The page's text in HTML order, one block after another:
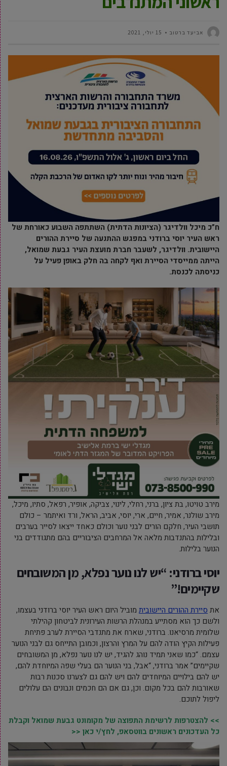
אביעד ברטוב 15 יולי, 2021
ח”כ מיכל וולדיגר (הציונות הדתית) השתתפה השבוע כאורחת של
ראש העיר יוסי ברודני במפגש ההתנעה של סיירת ההורים
היישובית. וולדיגר, לשעבר חברת מועצת העיר גבעת שמואל,
הייתה ממייסדי הסיירת ואף לקחה בה חלק באופן פעיל על
כניסתה לכנסת.
מירב טויטו, בת ציון, ברני, רחלי, לינוי, צביקה, אופיר, רפאל, סתיו, מיכל,
מירב שולנר, אמיר, חיים, ארי, יוסי, אביב, הראל, ורד ואיתמר – כולם
תושבי העיר, חלקם הורים לבני נוער וכולם כאחד ייצאו לסייר בערבים
ובלילות בהתנדבות מלאה אל המרחבים הציבוריים בהם מתגודדים בני
הנוער בלילות.
יוסי ברודני: “יש לנו נוער נפלא, מן המשובחים
שקיימים!”
את סיירת ההורים היישובית מוביל היום ראש העיר יוסי ברודני בעצמו,
ולשם כך הוא מסתייע במנהלת הרשות העירונית לביטחון קהילתי
שלומית מרסיאנו. ברודני, שארח את מתנדבי הסיירת לערב פתיחת
פעילות הקיץ הודה להם על המרץ והרצון, וכמובן התייחס גם לבני הנוער
עצמם. “כמו שאני תמיד נוהג להגיד, יש לנו נוער נפלא, מן המשובחים
שקיימים” אמר ברודני, “אבל, בני הנוער הם בעלי שפה המיוחדת להם,
יש להם בילויים המיוחדים להם ויש להם גם לצערנו סכנות רבות
שאורבות להם בכל מקום. וכן, גם אם הם חכמים ונבונים הם עלולים
ליפול לתוכם.
>> להצטרפות לרשימת התפוצה של מקומונט גבעת שמואל וקבלת
כל העדכונים ראשונים בווטסאפ, לחץ/י כאן <<